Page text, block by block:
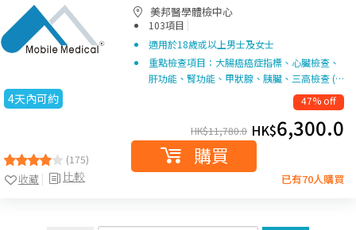
4天內可約
(175)
比較
收藏
美邦醫學體檢中心
103項目 |
適用於18歲或以上男士及女士
重點檢查項目：大腸癌癌症指標、心臟檢查、
肝功能、腎功能、甲狀腺、胰臟、三高檢查 (…
47% off
HK$11,780.0 HK$6,300.0
購買
已有70人購買